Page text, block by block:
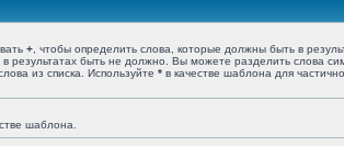
+ , чтобы определить слова, которые должны быть в
в результатах быть не должно. Вы можете разделить слова
из списка. Используйте * в качестве шаблона для
шаблона.